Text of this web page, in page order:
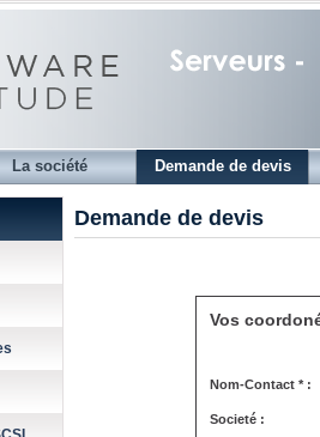
La société Demande de devis
Demande de devis
Vos
Nom-Contact * :
Societé :